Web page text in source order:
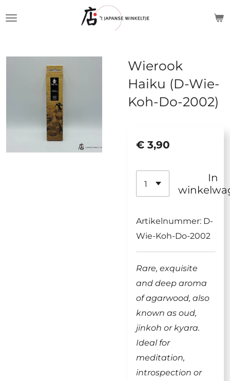
de
hoofdinhoud
Wierook
Haiku (D-Wie-
Koh-Do-2002)
€ 3,90
In
Artikelnummer: D-
Wie-Koh-Do-2002
Rare, exquisite
and deep aroma
of agarwood, also
known as oud,
jinkoh or kyara.
Ideal for
meditation,
introspection or